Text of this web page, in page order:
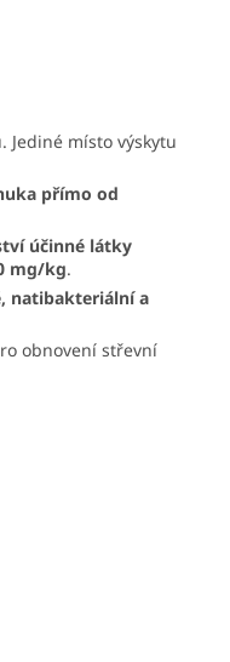
Jediné místo výskytu
přímo od
účinné látky
mg/kg.
natibakteriální a
obnovení střevní